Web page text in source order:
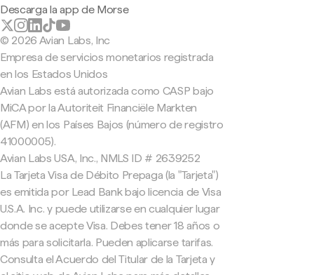
Descarga la app de Morse
© 2026 Avian Labs, Inc
Empresa de servicios monetarios registrada
en los Estados Unidos
Avian Labs está autorizada como CASP bajo
MiCA por la Autoriteit Financiële Markten
(AFM) en los Países Bajos (número de registro
41000005).
Avian Labs USA, Inc., NMLS ID # 2639252
La Tarjeta Visa de Débito Prepaga (la "Tarjeta")
es emitida por Lead Bank bajo licencia de Visa
U.S.A. Inc. y puede utilizarse en cualquier lugar
donde se acepte Visa. Debes tener 18 años o
más para solicitarla. Pueden aplicarse tarifas.
Consulta el Acuerdo del Titular de la Tarjeta y